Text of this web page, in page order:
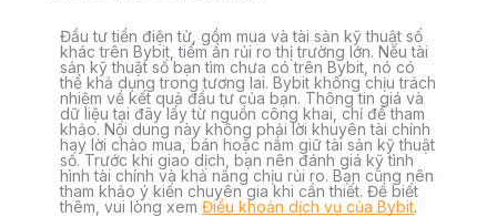
Đầu tư tiền điện tử, gồm mua và tài sản kỹ thuật số
khác trên Bybit, tiềm ẩn rủi ro thị trường lớn. Nếu tài
sản kỹ thuật số bạn tìm chưa có trên Bybit, nó có
thể khả dụng trong tương lai. Bybit không chịu trách
nhiệm về kết quả đầu tư của bạn. Thông tin giá và
dữ liệu tại đây lấy từ nguồn công khai, chỉ để tham
khảo. Nội dung này không phải lời khuyên tài chính
hay lời chào mua, bán hoặc nắm giữ tài sản kỹ thuật
số. Trước khi giao dịch, bạn nên đánh giá kỹ tình
hình tài chính và khả năng chịu rủi ro. Bạn cũng nên
tham khảo ý kiến chuyên gia khi cần thiết. Để biết
thêm, vui lòng xem Điều khoản dịch vụ của Bybit.